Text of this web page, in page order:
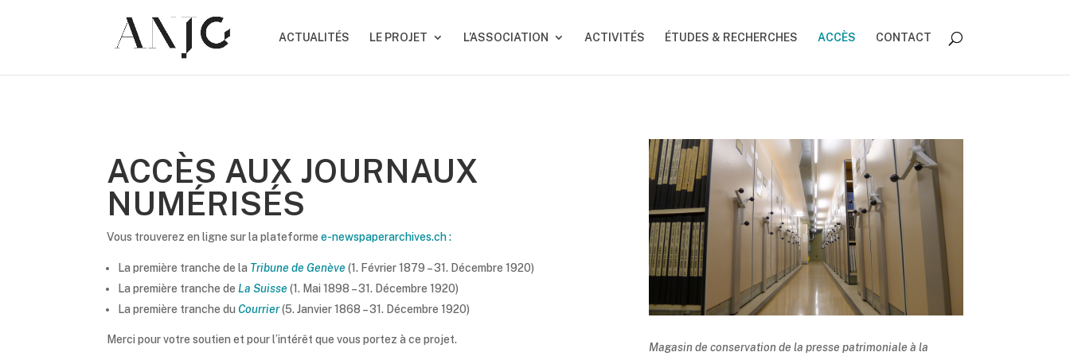
ACTUALITÉS LE PROJET L’ASSOCIATION ACTIVITÉS ÉTUDES & RECHERCHES ACCÈS CONTACT
ACCÈS AUX JOURNAUX
NUMÉRISÉS
Vous trouverez en ligne sur la plateformee-newspaperarchives.ch :
La première tranche de la Tribune de Genève(1. Février 1879 – 31. Décembre 1920)
La première tranche de La Suisse (1. Mai 1898 – 31. Décembre 1920)
La première tranche du Courrier(5. Janvier 1868 – 31. Décembre 1920)
Merci pour votre soutien et pour l’intérêt que vous portez à ce projet.
Magasin de conservation de la presse patrimoniale à la